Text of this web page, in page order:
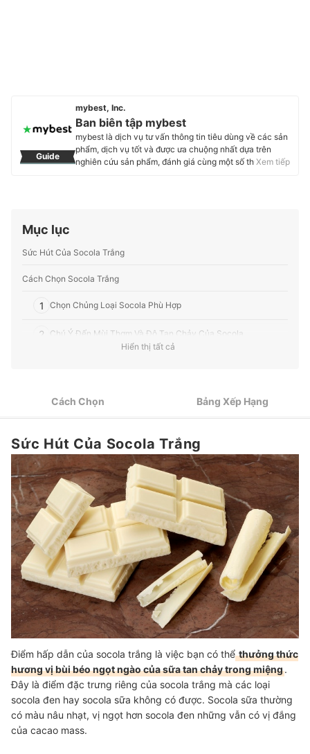
Guide
mybest, Inc.
Ban biên tập mybest
mybest là dịch vụ tư vấn thông tin tiêu dùng về các sản
phẩm, dịch vụ tốt và được ưa chuộng nhất dựa trên
nghiên cứu sản phẩm, đánh giá cùng một số thực
Profile của Ban biên tập mybest
Xem tiếp
Mục lục
Sức Hút Của Socola Trắng
Cách Chọn Socola Trắng
1 Chọn Chủng Loại Socola Phù Hợp
2 Chú Ý Đến Mùi Thơm Và Độ Tan Chảy Của Socola
Top 10 Socola Trắng ngon nhất được ưa chuộng (Tư vấn mua)
Thêm Nhiều Loại Socola Ngon Khác
Hiển thị tất cả
Cách Chọn Bảng Xếp Hạng
Sức Hút Của Socola Trắng
Điểm hấp dẫn của socola trắng là việc bạn có thểthưởng thức
hương vị bùi béo ngọt ngào của sữa tan chảy trong miệng.
Đây là điểm đặc trưng riêng của socola trắng mà các loại
socola đen hay socola sữa không có được. Socola sữa thường
có màu nâu nhạt, vị ngọt hơn socola đen những vẫn có vị đắng
của cacao mass.